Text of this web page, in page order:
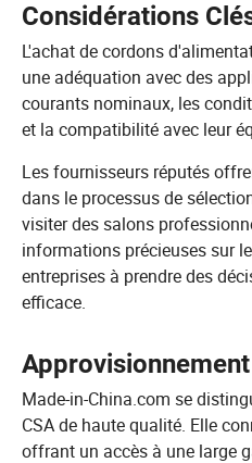
Considérations
L'achat de cordons
une adéquation avec des
courants nominaux, les
et la compatibilité avec leur
Les fournisseurs réputés
dans le processus de
visiter des salons
informations précieuses sur
entreprises à prendre des
efficace.
Made-in-China.com se
CSA de haute qualité. Elle
offrant un accès à une large